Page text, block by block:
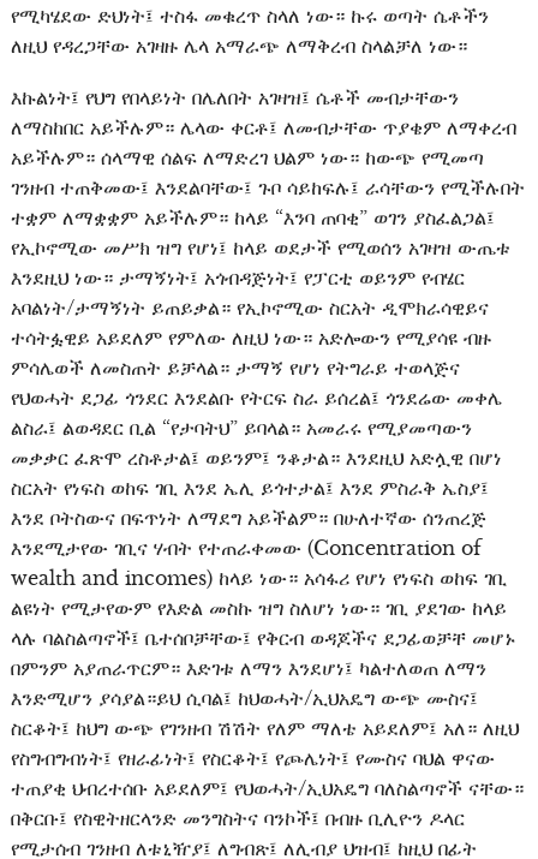
የሚካሄደው ድህነት፤ ተስፋ መቁረጥ ስላለ ነው። ኩሩ ወጣት ሴቶችን
ለዚህ የዳረጋቸው አገዛዙ ሌላ አማራጭ ለማቅረብ ስላልቻለ ነው።
እኩልነት፤ የህግ የበላይነት በሌለበት አገዛዝ፤ ሴቶች መብታቸውን
ለማስከበር አይችሉም። ሌላው ቀርቶ፤ ለመብታቸው ጥያቄም ለማቀረብ
አይችሉም። ሰላማዊ ሰልፍ ለማድረገ ህልም ነው። ከውጭ የሚመጣ
ገንዘብ ተጠቅመው፤ እንደልባቸው፤ ጉቦ ሳይከፍሉ፤ ራሳቸውን የሚችሉበት
ተቋም ለማቋቋም አይችሉም። ከላይ “እንባ ጠባቂ” ወገን ያስፈልጋል፤
የኢኮኖሚው መሥክ ዝግ የሆነ፤ ከላይ ወደታች የሚወሰን አገዛዝ ውጤቱ
እንደዚህ ነው። ታማኝነት፤ አጎብዳጅነት፤ የፓርቲ ወይንም የብሄር
አባልነት/ታማኝነት ይጠይቃል። የኢኮኖሚው ስርአት ዲሞክራሳዊይና
ተሳትፏዊይ አይደለም የምለው ለዚህ ነው። አድሎውን የሚያሳዩ ብዙ
ምሳሌወች ለመስጠት ይቻላል። ታማኝ የሆነ የትግራይ ተወላጅና
የህወሓት ደጋፊ ጎንደር እንደልቡ የትርፍ ስራ ይሰረል፤ ጎንደሬው መቀሌ
ልስራ፤ ልወዳደር ቢል “የታባትህ” ይባላል። አመራሩ የሚያመጣውን
መቃቃር ፈጽሞ ረስቶታል፤ ወይንም፤ ንቆታል። እንደዚህ አድሏዊ በሆነ
ስርአት የነፍስ ወከፍ ገቢ እንደ ኤሊ ይጎተታል፤ እንደ ምስራቅ ኤስያ፤
እንደ ቦትስውና በፍጥነት ለማደግ አይችልም። በሁለተኛው ሰንጠረጅ
እንደሚታየው ገቢና ሃብት የተጠራቀመው (Concentration of
wealth and incomes) ከላይ ነው። አሳፋሪ የሆነ የነፍስ ወከፍ ገቢ
ልዩነት የሚታየውም የእድል መስኩ ዝግ ስለሆነ ነው። ገቢ ያደገው ከላይ
ላሉ ባልስልጣኖች፤ ቤተሰቦቻቸው፤ የቅርብ ወዳጆችና ደጋፊወቻቸ መሆኑ
በምንም አያጠራጥርም። እድገቱ ለማን እንደሆነ፤ ካልተለወጠ ለማን
እንድሚሆን ያሳያል።ይህ ሲባል፤ ከህወሓት/ኢህአዴግ ውጭ ሙስና፤
ስርቆት፤ ከህግ ውጭ የገንዘብ ሽሽት የለም ማለቴ አይደለም፤ አለ። ለዚህ
የስግብግብነት፤ የዘራፊነት፤ የስርቆት፤ የጮሌነት፤ የሙስና ባህል ዋናው
ተጠያቂ ህብረተሰቡ አይደለም፤ የህወሓት/ኢህአዴግ ባለስልጣኖች ናቸው።
በቅርቡ፤ የስዊትዘርላንድ መንግስትና ባንኮች፤ በብዙ ቢሊዮን ዶላር
የሚታሰብ ገንዘብ ለቱኒዥያ፤ ለግብጽ፤ ለሊብያ ህዝብ፤ ከዚህ በፊት